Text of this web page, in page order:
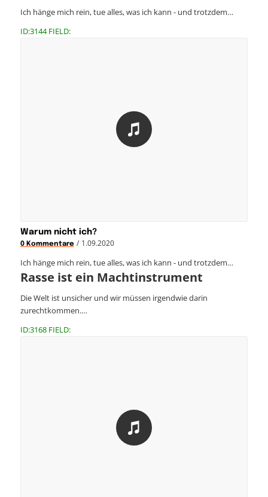
Ich hänge mich rein, tue alles, was ich kann - und trotzdem…
ID:3144 FIELD:
Warum nicht ich?
0 Kommentare / 1.09.2020
Ich hänge mich rein, tue alles, was ich kann - und trotzdem…
Rasse ist ein Machtinstrument
Die Welt ist unsicher und wir müssen irgendwie darin
zurechtkommen.…
ID:3168 FIELD: